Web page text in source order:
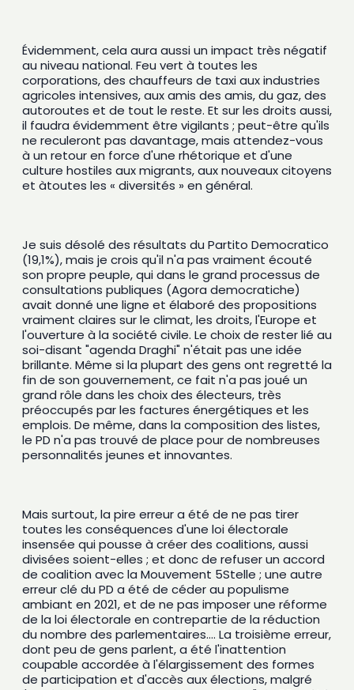
Évidemment, cela aura aussi un impact très négatif
au niveau national. Feu vert à toutes les
corporations, des chauffeurs de taxi aux industries
agricoles intensives, aux amis des amis, du gaz, des
autoroutes et de tout le reste. Et sur les droits aussi,
il faudra évidemment être vigilants ; peut-être qu'ils
ne reculeront pas davantage, mais attendez-vous
à un retour en force d'une rhétorique et d'une
culture hostiles aux migrants, aux nouveaux citoyens
et àtoutes les « diversités » en général.
Je suis désolé des résultats du Partito Democratico
(19,1%), mais je crois qu'il n'a pas vraiment écouté
son propre peuple, qui dans le grand processus de
consultations publiques (Agora democratiche)
avait donné une ligne et élaboré des propositions
vraiment claires sur le climat, les droits, l'Europe et
l'ouverture à la société civile. Le choix de rester lié au
soi-disant "agenda Draghi" n'était pas une idée
brillante. Même si la plupart des gens ont regretté la
fin de son gouvernement, ce fait n'a pas joué un
grand rôle dans les choix des électeurs, très
préoccupés par les factures énergétiques et les
emplois. De même, dans la composition des listes,
le PD n'a pas trouvé de place pour de nombreuses
personnalités jeunes et innovantes.
Mais surtout, la pire erreur a été de ne pas tirer
toutes les conséquences d'une loi électorale
insensée qui pousse à créer des coalitions, aussi
divisées soient-elles ; et donc de refuser un accord
de coalition avec la Mouvement 5Stelle ; une autre
erreur clé du PD a été de céder au populisme
ambiant en 2021, et de ne pas imposer une réforme
de la loi électorale en contrepartie de la réduction
du nombre des parlementaires.... La troisième erreur,
dont peu de gens parlent, a été l'inattention
coupable accordée à l'élargissement des formes
de participation et d'accès aux élections, malgré